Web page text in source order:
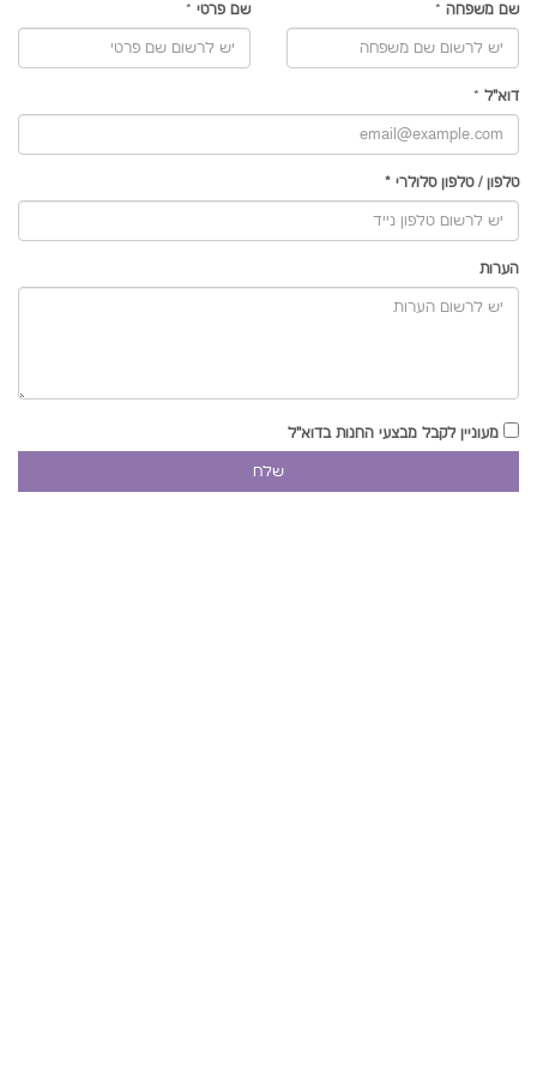
שם פרטי * שם משפחה *
דוא"ל *
טלפון /טלפון סלולרי *
הערות
מעוניין לקבל מבצעי החנות בדוא"ל